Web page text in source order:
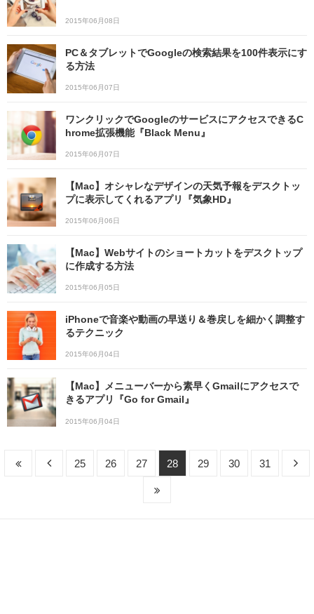
2015年06月08日
PC＆タブレットでGoogleの検索結果を100件表示にす
る方法
2015年06月07日
ワンクリックでGoogleのサービスにアクセスできるC
hrome拡張機能『Black Menu』
2015年06月07日
【Mac】オシャレなデザインの天気予報をデスクトッ
プに表示してくれるアプリ『気象HD』
2015年06月06日
【Mac】Webサイトのショートカットをデスクトップ
に作成する方法
2015年06月05日
iPhoneで音楽や動画の早送り＆巻戻しを細かく調整す
るテクニック
2015年06月04日
【Mac】メニューバーから素早くGmailにアクセスで
きるアプリ『Go for Gmail』
2015年06月04日
25 26 27 28 29 30 31